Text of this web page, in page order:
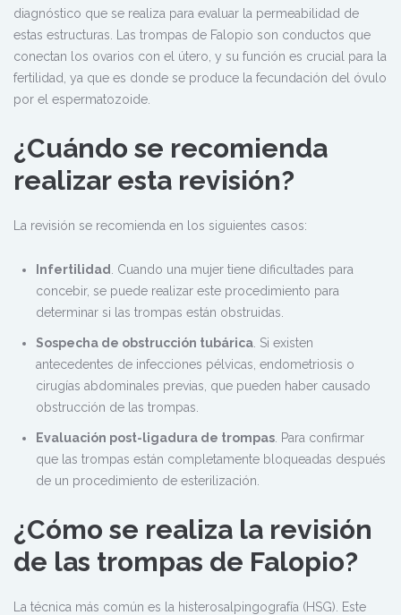
diagnóstico que se realiza para evaluar la permeabilidad de
estas estructuras. Las trompas de Falopio son conductos que
conectan los ovarios con el útero, y su función es crucial para la
fertilidad, ya que es donde se produce la fecundación del óvulo
por el espermatozoide.
¿Cuándo se recomienda
realizar esta revisión?
La revisión se recomienda en los siguientes casos:
Infertilidad
. Cuando una mujer tiene dificultades para
concebir, se puede realizar este procedimiento para
determinar si las trompas están obstruidas.
Sospecha de obstrucción tubárica . Si existen
antecedentes de infecciones pélvicas, endometriosis o
cirugías abdominales previas, que pueden haber causado
obstrucción de las trompas.
Evaluación post-ligadura de trompas . Para confirmar
que las trompas están completamente bloqueadas después
de un procedimiento de esterilización.
¿Cómo se realiza la revisión
de las trompas de Falopio?
La técnica más común es la histerosalpingografía (HSG). Este